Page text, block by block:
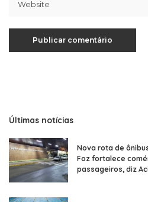
Últimas notícias
Nova rota de
Foz fortalece
passageiros, diz